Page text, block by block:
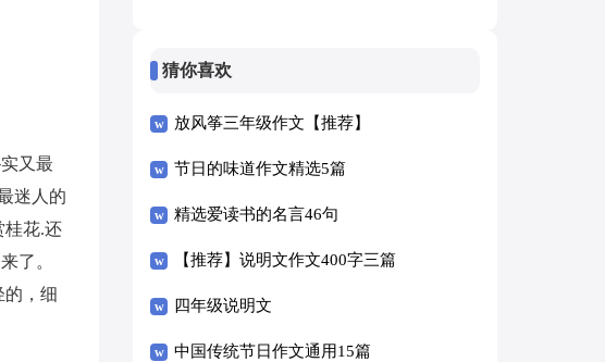
又最
迷人的
桂花.还
了。
的，细
猜你喜欢
放风筝三年级作文【推荐】
节日的味道作文精选5篇
精选爱读书的名言46句
【推荐】说明文作文400字三篇
四年级说明文
中国传统节日作文通用15篇